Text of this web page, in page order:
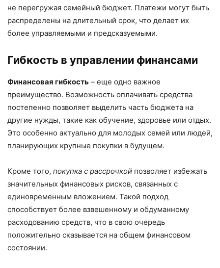
не перегружая семейный бюджет. Платежи могут быть
распределены на длительный срок, что делает их
более управляемыми и предсказуемыми.
Гибкость в управлении финансами
Финансовая гибкость – еще одно важное
преимущество. Возможность оплачивать средства
постепенно позволяет выделить часть бюджета на
другие нужды, такие как обучение, здоровье или отдых.
Это особенно актуально для молодых семей или людей,
планирующих крупные покупки в будущем.
Кроме того, покупка с рассрочкой позволяет избежать
значительных финансовых рисков, связанных с
единовременным вложением. Такой подход
способствует более взвешенному и обдуманному
расходованию средств, что в свою очередь
положительно сказывается на общем финансовом
состоянии.